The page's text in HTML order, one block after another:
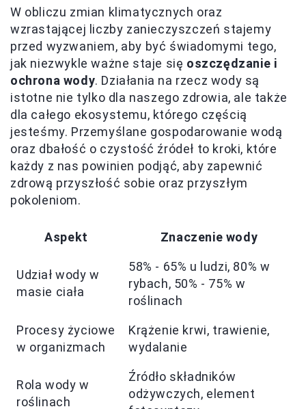
W obliczu zmian klimatycznych oraz
wzrastającej liczby zanieczyszczeń stajemy
przed wyzwaniem, aby być świadomymi tego,
jak niezwykle ważne staje się oszczędzanie i
ochrona wody. Działania na rzecz wody są
istotne nie tylko dla naszego zdrowia, ale także
dla całego ekosystemu, którego częścią
jesteśmy. Przemyślane gospodarowanie wodą
oraz dbałość o czystość źródeł to kroki, które
każdy z nas powinien podjąć, aby zapewnić
zdrową przyszłość sobie oraz przyszłym
pokoleniom.
Aspekt Znaczenie wody
Udział wody w
masie ciała
58% - 65% u ludzi, 80% w
rybach, 50% - 75% w
roślinach
Procesy życiowe
w organizmach
Krążenie krwi, trawienie,
wydalanie
Rola wody w
roślinach
Źródło składników
odżywczych, element